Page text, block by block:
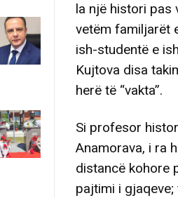
la një histori pas
vetëm familjarët
ish-studentë e
Kujtova disa
herë të “vakta”.
Si profesor
Anamorava, i ra
distancë kohore
pajtimi i gjaqeve;